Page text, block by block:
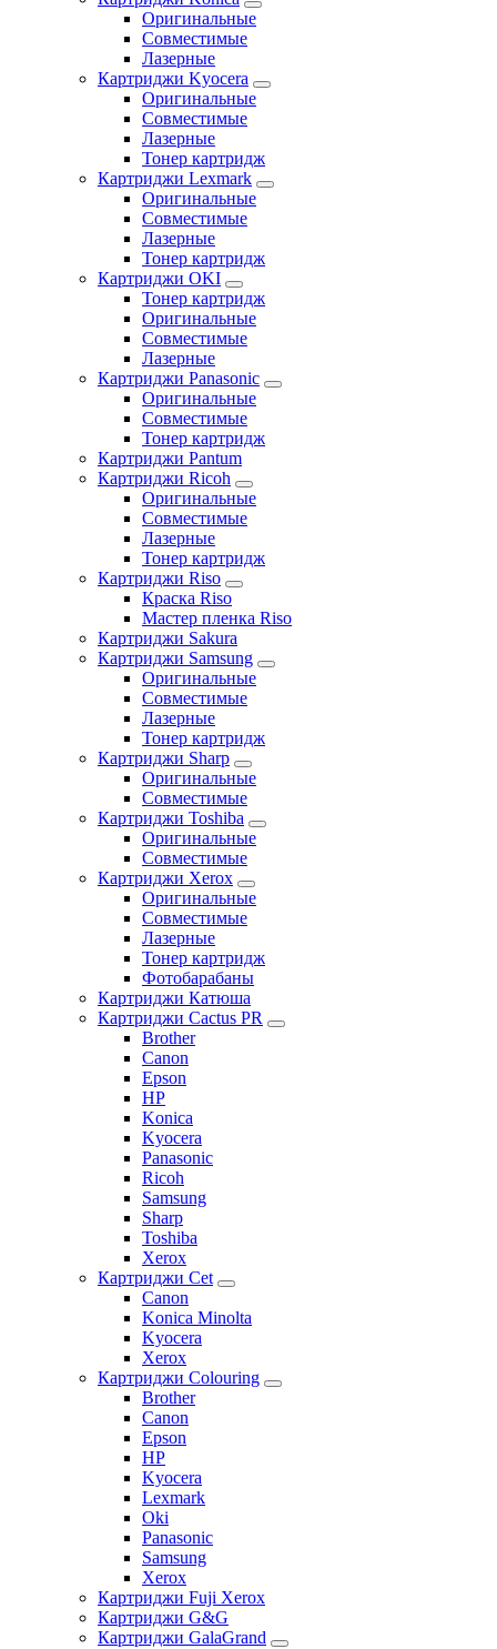
Оригинальные
Совместимые
Лазерные
Картриджи Kyocera
Оригинальные
Совместимые
Лазерные
Тонер картридж
Картриджи Lexmark
Оригинальные
Совместимые
Лазерные
Тонер картридж
Картриджи OKI
Тонер картридж
Оригинальные
Совместимые
Лазерные
Картриджи Panasonic
Оригинальные
Совместимые
Тонер картридж
Картриджи Pantum
Картриджи Ricoh
Оригинальные
Совместимые
Лазерные
Тонер картридж
Картриджи Riso
Краска Riso
Мастер пленка Riso
Картриджи Sakura
Картриджи Samsung
Оригинальные
Совместимые
Лазерные
Тонер картридж
Картриджи Sharp
Оригинальные
Совместимые
Картриджи Toshiba
Оригинальные
Совместимые
Картриджи Xerox
Оригинальные
Совместимые
Лазерные
Тонер картридж
Фотобарабаны
Картриджи Катюша
Картриджи Cactus PR
Brother
Canon
Epson
HP
Konica
Kyocera
Panasonic
Ricoh
Samsung
Sharp
Toshiba
Xerox
Картриджи Cet
Canon
Konica Minolta
Kyocera
Xerox
Картриджи Colouring
Brother
Canon
Epson
HP
Kyocera
Lexmark
Oki
Panasonic
Samsung
Xerox
Картриджи Fuji Xerox
Картриджи G&G
Картриджи GalaGrand